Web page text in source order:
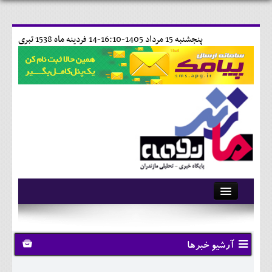
14 فردينه ماه 1538 تبری پنجشنبه 15 مرداد 1405-16:10-
آرشیو
تماس با ما
وبلاگ
آرشیو خبرها